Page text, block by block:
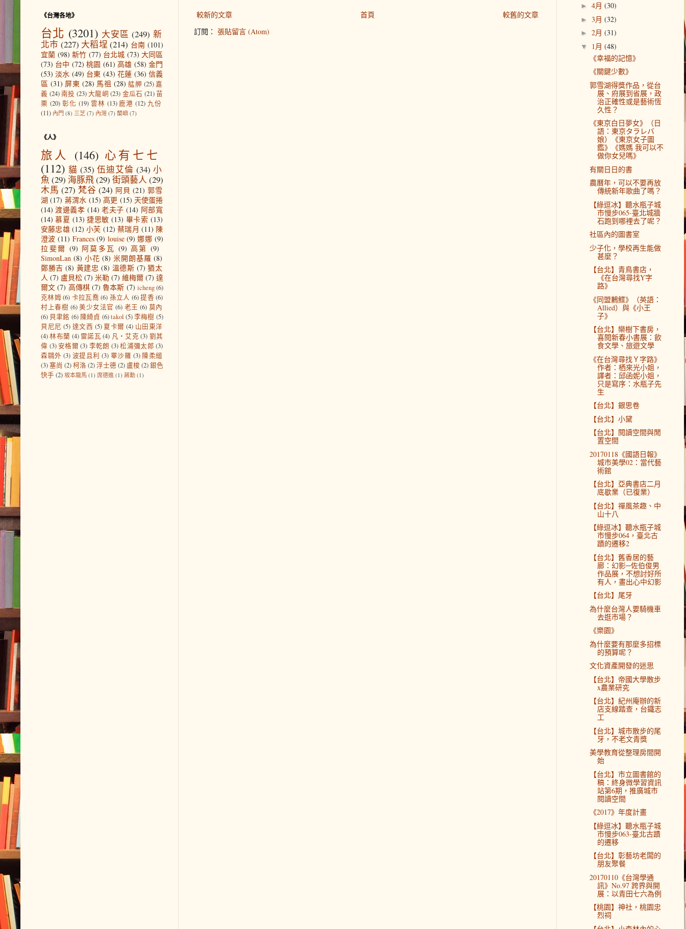
較新的文章 較舊的文章
首頁
訂閱： 張貼留言 (Atom)
《台灣各地》
台北 (3201) 大安區 (249) 新
北市 (227) 大稻埕 (214) 台南 (101)
宜蘭 (98) 新竹 (77) 台北城 (73) 大同區
(73) 台中 (72) 桃園 (61) 高雄 (58) 金門
(53) 淡水 (49) 台東 (43) 花蓮 (36) 信義
區 (31) 屏東 (28) 馬祖 (28) 艋舺 (25) 嘉
義 (24) 南投 (23)大龍峒 (23) 金瓜石 (21)苗
栗 (20) 彰化 (19) 雲林 (13) 鹿港 (12) 九份
(11) 內門 (8) 三芝 (7) 內灣 (7) 蘭嶼 (7)
《人》
旅人 (146) 心有七七
(112) 貓 (35) 伍迪艾倫 (34) 小
魚 (29) 海豚飛(29) 街頭藝人 (29)
木馬 (27) 梵谷 (24) 阿貝 (21) 郭雪
湖 (17) 蔣渭水 (15) 高更 (15) 天使蛋捲
(14) 渡邊義孝 (14) 老夫子 (14) 阿部寬
(14) 慕夏 (13) 捷思敏 (13) 畢卡索 (13)
安藤忠雄 (12) 小芙 (12) 蔡瑞月 (11) 陳
澄波 (11) Frances (9) louise (9) 娜娜 (9)
拉斐爾 (9) 阿莫多瓦 (9) 高第 (9)
SimonLan (8) 小花 (8) 米開朗基羅 (8)
鄭勝吉 (8) 黃建忠 (8) 溫德斯 (7) 猶太
人 (7) 盧貝松 (7) 米勒 (7) 維梅爾 (7) 達
爾文 (7) 高傳棋 (7) 魯本斯 (7) icheng(6)
克林姆 (6) 卡拉瓦喬 (6) 孫立人 (6)提香 (6)
村上春樹 (6) 美少女法官 (6) 老王 (6) 莫內
(6) 貝聿銘 (6) 陳綺貞 (6) takol (5)李梅樹 (5)
貝尼尼 (5) 達文西 (5) 夏卡爾 (4) 山田東洋
(4)林布蘭 (4) 雷諾瓦 (4) 凡‧艾克 (3) 劉其
偉 (3)安格爾 (3) 李乾朗 (3)松浦彌太郎 (3)
森鷗外 (3) 波提且利 (3) 畢沙羅 (3) 陳柔縉
(3)塞尚 (2)柯洛 (2)浮士德 (2) 盧梭 (2)銀色
快手 (2) 坂本龍馬 (1) 席德進 (1) 蔣勳 (1)
► 4月 (30)
► 3月 (32)
► 2月 (31)
▼ 1月 (48)
《幸福的記憶》
《關鍵少數》
郭雪湖得獎作品，從台
展、府展到省展，政
治正確性或是藝術恆
久性？
《東京白日夢女》（日
語：東京タラレバ
娘）《東京女子圖
鑑》《媽媽 我可以不
做你女兒嗎》
有關日日的書
農曆年，可以不要再放
傳統新年歌曲了嗎？
【綠逗冰】聽水瓶子城
市慢步065-臺北城牆
石跑到哪裡去了呢？
社區內的圖書室
少子化，學校再生能做
甚麼？
【台北】青鳥書店，
《在台灣尋找Y字
路》
《同盟鶼鰈》（英語：
Allied）與《小王
子》
【台北】欒樹下書房，
喜閱新春小書展：飲
食文學、旅遊文學
《在台灣尋找Ｙ字路》
作者：栖來光小姐，
譯者：邱函妮小姐，
只是寫序：水瓶子先
生
【台北】銀思卷
【台北】小黛
【台北】閱讀空間與閒
置空間
20170118《國語日報》
城市美學02：當代藝
術館
【台北】亞典書店二月
底歇業（已復業）
【台北】禪風茶趣、中
山十八
【綠逗冰】聽水瓶子城
市慢步064，臺北古
蹟的遷移2
【台北】舊香居的藝
廊：幻影─佐伯俊男
作品展，不想討好所
有人，畫出心中幻影
【台北】尾牙
為什麼台灣人要騎機車
去逛市場？
《樂園》
為什麼要有那麼多招標
的預算呢？
文化資產開發的迷思
【台北】帝國大學散步
x農業研究
【台北】紀州庵辦的新
店支線踏查，台鐵志
工
【台北】城市散步的尾
牙，不老文青獎
美學教育從整理房間開
始
【台北】市立圖書館的
稿：終身微學習資訊
站第6期，推廣城市
閱讀空間
《2017》年度計畫
【綠逗冰】聽水瓶子城
市慢步063-臺北古蹟
的遷移
【台北】彰藝坊老闆的
朋友聚餐
20170110《台灣學通
訊》No.97 跨界與開
展：以青田七六為例
【桃園】神社，桃園忠
烈祠